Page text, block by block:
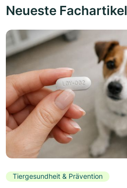
Neueste Fachartikel
Tiergesundheit & Prävention